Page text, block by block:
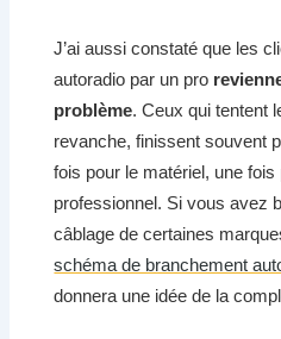
J’ai aussi constaté que les
autoradio par un pro
problème. Ceux qui tentent
revanche, finissent souvent
fois pour le matériel, une
professionnel. Si vous avez
câblage de certaines
schéma de branchement
donnera une idée de la